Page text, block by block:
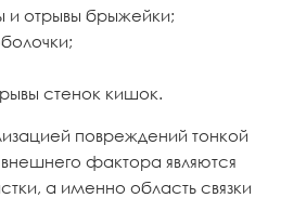
и отрывы брыжейки;
стенок кишок.
повреждений тонкой
фактора являются
а именно область связки